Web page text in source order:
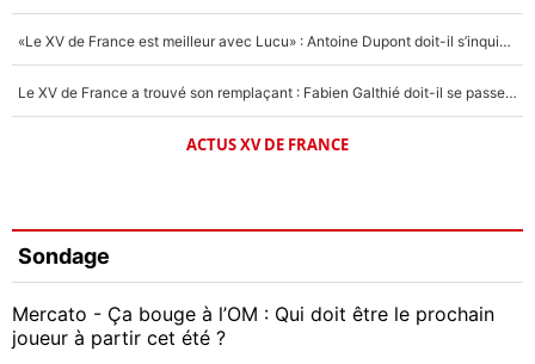
«Le XV de France est meilleur avec Lucu» : Antoine Dupont doit-il s’inquiéter pour sa place ?
Le XV de France a trouvé son remplaçant : Fabien Galthié doit-il se passer d'Antoine Dupont ?
ACTUS XV DE FRANCE
Sondage
Mercato - Ça bouge à l’OM : Qui doit être le prochain
joueur à partir cet été ?